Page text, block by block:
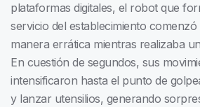
plataformas digitales, el robot que
servicio del establecimiento
manera errática mientras realizaba
En cuestión de segundos, sus
intensificaron hasta el punto de
y lanzar utensilios, generando